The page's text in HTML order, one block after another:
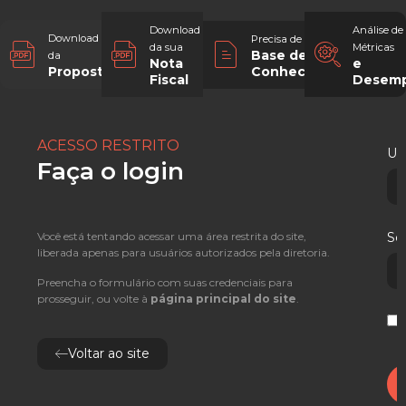
Download
da
Proposta
Download
da sua
Nota
Fiscal
Precisa de ajuda?
Base de
Conhecimento
Análise de
Métricas
e
ACESSO RESTRITO
Faça o login
Você está tentando acessar uma área restrita do site,
liberada apenas para usuários autorizados pela diretoria.
Preencha o formulário com suas credenciais para
prosseguir, ou volte à página principal do site
Voltar ao site